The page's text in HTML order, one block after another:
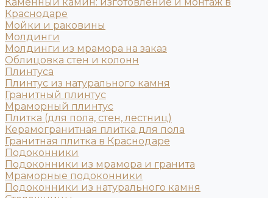
Краснодаре
Мойки и раковины
Молдинги
Молдинги из мрамора на заказ
Облицовка стен и колонн
Плинтуса
Плинтус из натурального камня
Гранитный плинтус
Мраморный плинтус
Плитка (для пола, стен, лестниц)
Керамогранитная плитка для пола
Гранитная плитка в Краснодаре
Подоконники
Подоконники из мрамора и гранита
Мраморные подоконники
Подоконники из натурального камня